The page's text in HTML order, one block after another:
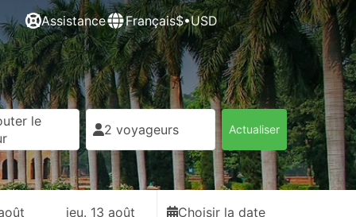
Assistance Français$•USD
le
2 voyageurs Actualiser
jeu. 13 août Choisir la date